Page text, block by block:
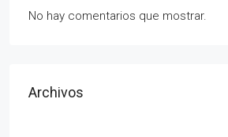
No hay comentarios que mostrar.
Archivos